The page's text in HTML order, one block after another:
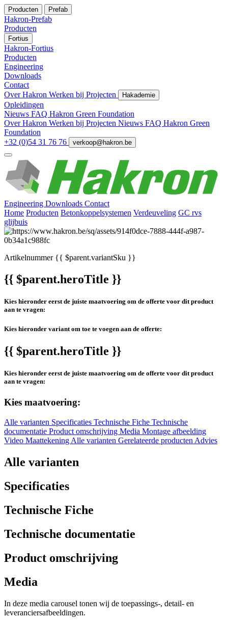
Producten Prefab
Hakron-Prefab
Producten
Fortius
Hakron-Fortius
Producten
Engineering
Downloads
Contact
Over Hakron Werken bij Projecten Hakademie
Opleidingen
Nieuws FAQ Hakron Green Foundation
Over Hakron Werken bij Projecten Nieuws FAQ Hakron Green
Foundation
+32 (0)54 31 76 76
verkoop@hakron.be
Engineering Downloads Contact
Home Producten Betonkoppelsystemen Verdeuveling GC rvs
glijbuis
Artikelnummer{{ $parent.variantSku }}
{{ $parent.heroTitle }}
Kies hieronder eerst de juiste maatvoering om de offerte voor dit product
aan te vragen:
Kies hieronder variant om toe te voegen aan de offerte:
{{ $parent.heroTitle }}
Kies hieronder eerst de juiste maatvoering om de offerte voor dit product
aan te vragen:
Kies maatvoering:
Alle varianten Specificaties Technische Fiche Technische
documentatie Product omschrijving Media Montage afbeelding
Video Maattekening Alle varianten Gerelateerde producten Advies
Alle varianten
Specificaties
Technische Fiche
Technische documentatie
Product omschrijving
Media
In deze media carousel tonen wij de toepassings-, detail- en
leveranciersafbeeldingen.